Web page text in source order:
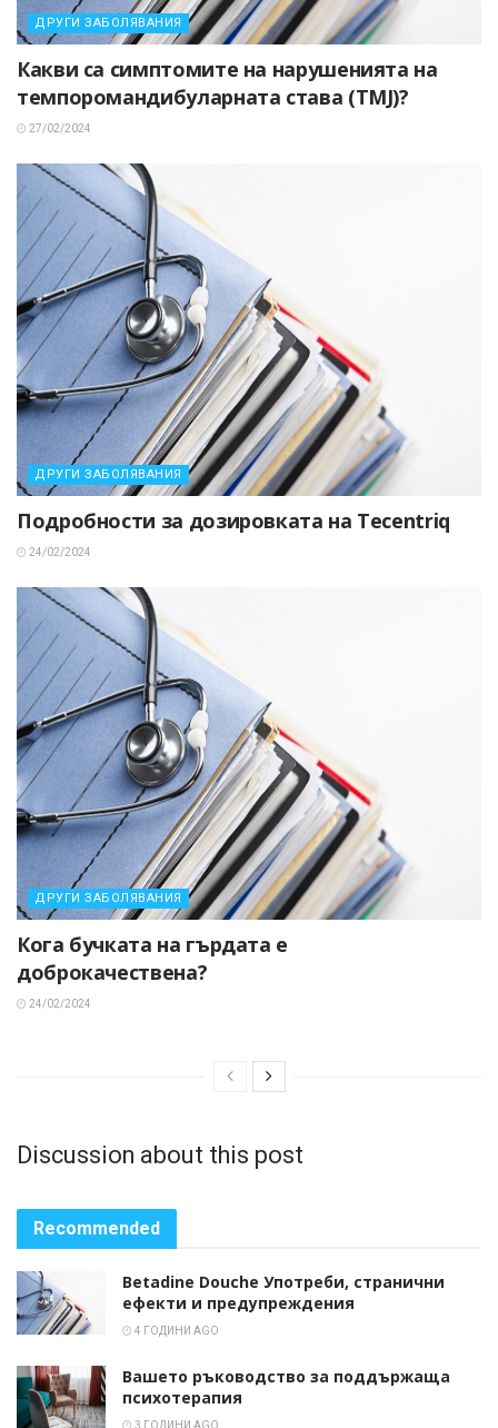
ДРУГИ ЗАБОЛЯВАНИЯ
Какви са симптомите на нарушенията на
темпоромандибуларната става (TMJ)?
27/02/2024
ДРУГИ ЗАБОЛЯВАНИЯ
Подробности за дозировката на Tecentriq
24/02/2024
ДРУГИ ЗАБОЛЯВАНИЯ
Кога бучката на гърдата е
доброкачествена?
24/02/2024
Discussion about this post
Recommended
Betadine Douche Употреби, странични
ефекти и предупреждения
4 ГОДИНИ AGO
Вашето ръководство за поддържаща
психотерапия
3 ГОДИНИ AGO